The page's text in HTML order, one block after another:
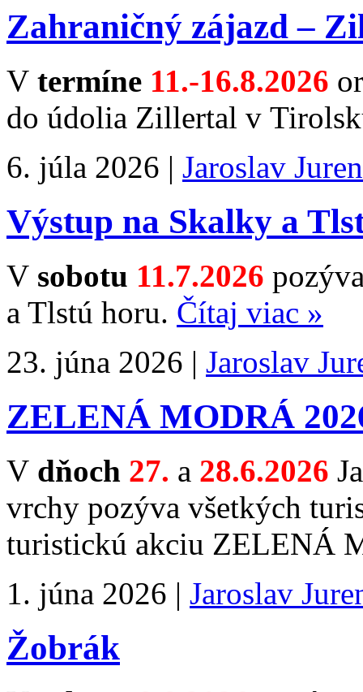
Zahraničný zájazd –
V termíne 11.-16.8.2026
do údolia Zillertal v
6. júla 2026 | Jaroslav
Výstup na Skalky a
V sobotu 11.7.2026
a Tlstú horu. Čítaj viac »
23. júna 2026 | Jaroslav
ZELENÁ MODRÁ
V dňoch 27. a 28.6.2026
vrchy pozýva všetkých
turistickú akciu ZELENÁ
1. júna 2026 | Jaroslav
Žobrák